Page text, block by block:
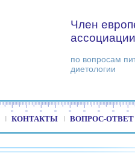
Член
ассоциации
по вопросам
диетологии
КОНТАКТЫ ВОПРОС-ОТВЕТ